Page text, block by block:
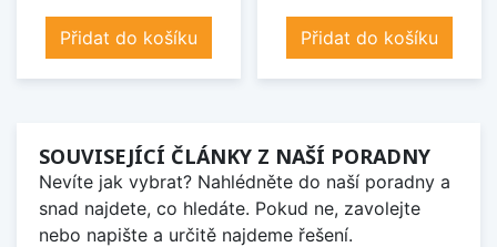
Přidat do košíku Přidat do košíku
SOUVISEJÍCÍ ČLÁNKY Z NAŠÍ PORADNY
Nevíte jak vybrat? Nahlédněte do naší poradny a
snad najdete, co hledáte. Pokud ne, zavolejte
nebo napište a určitě najdeme řešení.